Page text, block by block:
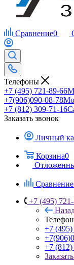
Сравнение0
Телефоны
+7 (495) 721-89-66
+7(906)090-08-78
+7 (812) 309-71-16
Заказать звонок
Личный
Корзина0
Сравнение
+7 (495)
+7
+7